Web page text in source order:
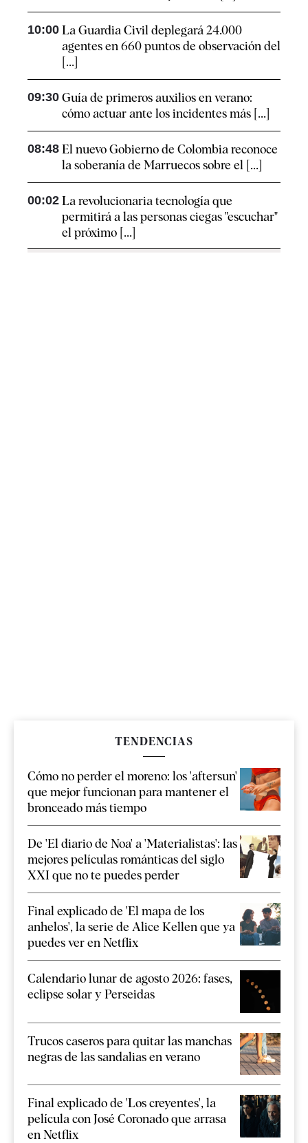
10:00 La Guardia Civil deplegará 24.000
agentes en 660 puntos de observación del
[...]
09:30 Guía de primeros auxilios en verano:
cómo actuar ante los incidentes más [...]
08:48 El nuevo Gobierno de Colombia reconoce
la soberanía de Marruecos sobre el [...]
00:02 La revolucionaria tecnología que
permitirá a las personas ciegas "escuchar"
el próximo [...]
TENDENCIAS
Cómo no perder el moreno: los 'aftersun'
que mejor funcionan para mantener el
bronceado más tiempo
De 'El diario de Noa' a 'Materialistas': las
mejores películas románticas del siglo
XXI que no te puedes perder
Final explicado de 'El mapa de los
anhelos', la serie de Alice Kellen que ya
puedes ver en Netflix
Calendario lunar de agosto 2026: fases,
eclipse solar y Perseidas
Trucos caseros para quitar las manchas
negras de las sandalias en verano
Final explicado de 'Los creyentes', la
película con José Coronado que arrasa
en Netflix